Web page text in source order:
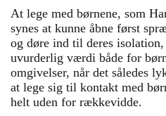
At lege med børnene, som
synes at kunne åbne først
og døre ind til deres
uvurderlig værdi både for
omgivelser, når det således
at lege sig til kontakt med
helt uden for rækkevidde.